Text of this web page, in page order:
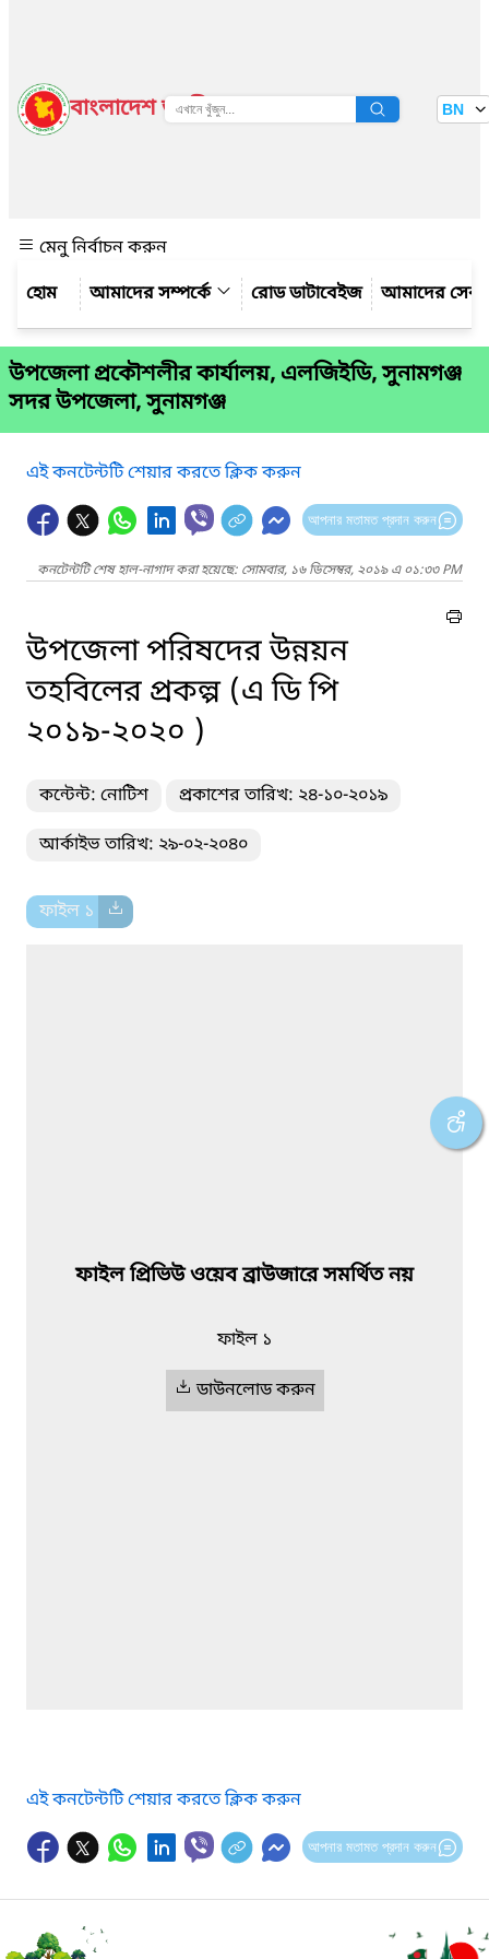
বাংলাদেশ জাতীয় তথ্য বাতায়ন BN
মেনু নির্বাচন করুন
আমাদের সম্পর্কে
রোড ডাটাবেইজ আমাদের সেবা
উপজেলা প্রকৌশলীর কার্যালয়, এলজিইডি, সুনামগঞ্জ
সদর উপজেলা, সুনামগঞ্জ
এই কনটেন্টটি শেয়ার করতে ক্লিক করুন
আপনার মতামত প্রদান করুন
কনটেন্টটি শেষ হাল-নাগাদ করা হয়েছে: সোমবার, ১৬ ডিসেম্বর, ২০১৯ এ ০১:৩৩ PM
উপজেলা পরিষদের উন্নয়ন
তহবিলের প্রকল্প (এ ডি পি
২০১৯-২০২০ )
কন্টেন্ট: নোটিশ প্রকাশের তারিখ: ২৪-১০-২০১৯
আর্কাইভ তারিখ: ২৯-০২-২০৪০
ফাইল ১
ফাইল প্রিভিউ ওয়েব ব্রাউজারে সমর্থিত নয়
ফাইল ১
ডাউনলোড করুন
এই কনটেন্টটি শেয়ার করতে ক্লিক করুন
আপনার মতামত প্রদান করুন